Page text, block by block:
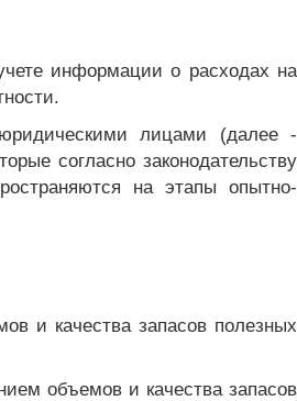
информации о расходах на
лицами (далее -
согласно законодательству
на этапы опытно-
и качества запасов полезных
объемов и качества запасов